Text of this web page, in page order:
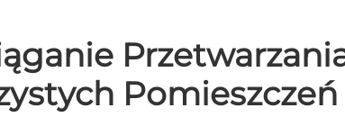
Pomieszczeń